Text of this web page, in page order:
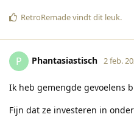
RetroRemadevindt dit leuk.
P Phantasiastisch 2 feb.
Ik heb gemengde gevoelens
Fijn dat ze investeren in